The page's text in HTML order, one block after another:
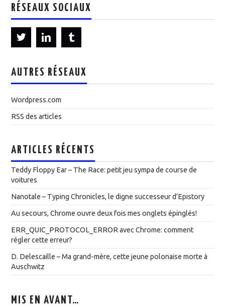
RÉSEAUX SOCIAUX
AUTRES RÉSEAUX
Wordpress.com
RSS des articles
ARTICLES RÉCENTS
Teddy Floppy Ear – The Race: petit jeu sympa de course de
voitures
Nanotale – Typing Chronicles, le digne successeur d’Epistory
Au secours, Chrome ouvre deux fois mes onglets épinglés!
ERR_QUIC_PROTOCOL_ERROR avec Chrome: comment
régler cette erreur?
D. Delescaille – Ma grand-mère, cette jeune polonaise morte à
Auschwitz
MIS EN AVANT…